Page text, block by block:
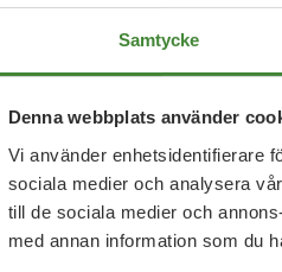
Samtycke
Denna webbplats använder
Vi använder enhetsidentifierare
sociala medier och analysera
till de sociala medier och
med annan information som du